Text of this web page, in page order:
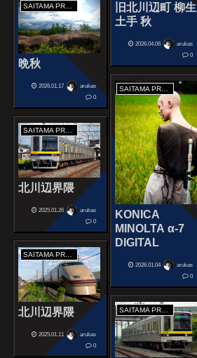
旧北川辺町 柳生
土手 秋
2026.04.06
arukas
0
SAITAMA PREFECTURE
晩秋
2026.01.17
arukas
0
KONICA
MINOLTA α-7
DIGITAL
2026.01.04
arukas
0
SAITAMA PREFECTURE
北川辺界隈
2025.01.26
arukas
0
SAITAMA PREFECTURE
北川辺界隈
2025.01.11
arukas
0